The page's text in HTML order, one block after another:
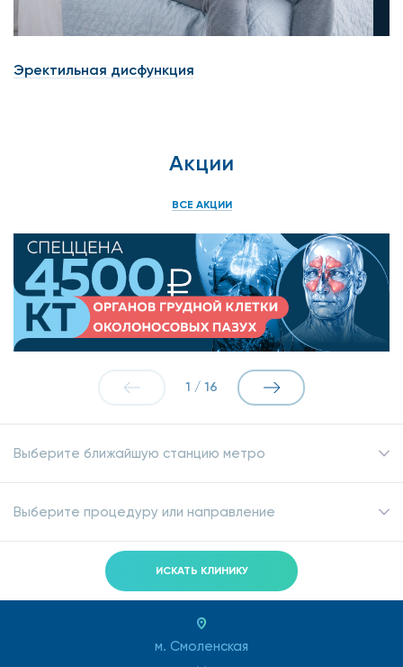
Эректильная дисфункция
Акции
ВСЕ АКЦИИ
1 / 16
Выберите ближайшую станцию метро
Выберите процедуру или направление
ИСКАТЬ КЛИНИКУ
м. Смоленская